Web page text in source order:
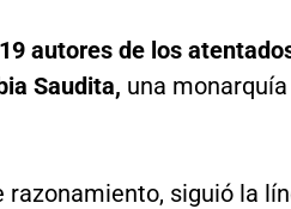
autores de los
Saudita, una
razonamiento, siguió la